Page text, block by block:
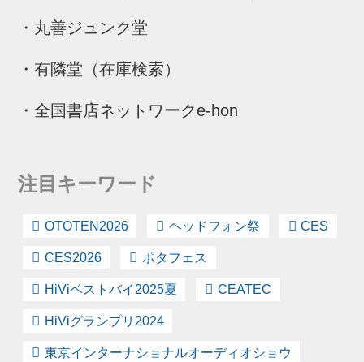
・ 丸善ジュンク堂
・有隣堂（在庫検索）
・全国書店ネットワークe-hon
注目キーワード
OTOTEN2026 ヘッドフォン祭 CES
CES2026 ポタフェス
HiViベストバイ2025夏 CEATEC
HiViグランプリ2024
東京インターナショナルオーディオショウ